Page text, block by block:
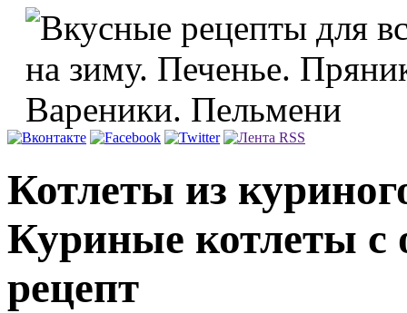
Котлеты из
Куриные котлеты с
рецепт